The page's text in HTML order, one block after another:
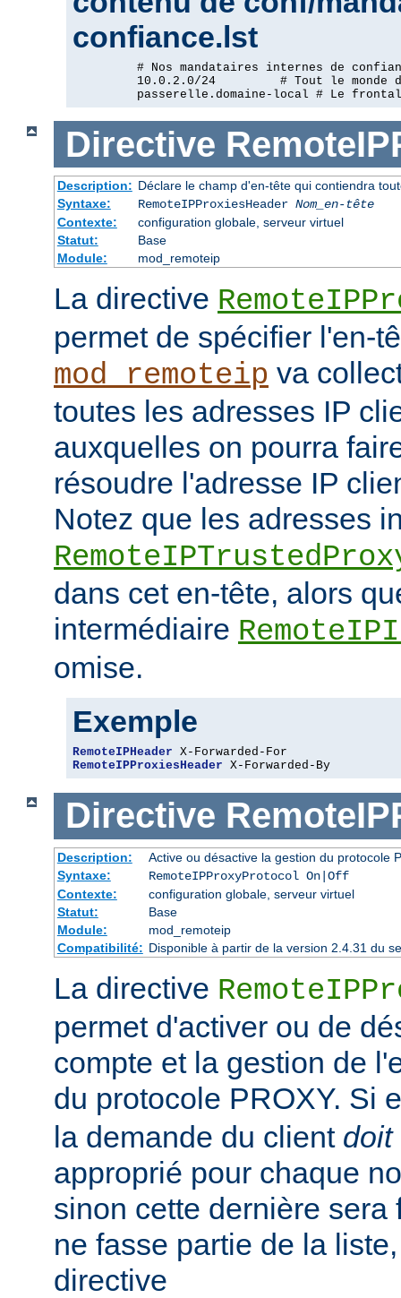
confiance.lst
# Nos mandataires internes de
10.0.2.0/24         # Tout le monde
passerelle.domaine-local # Le
Directive
Description: Déclare le champ d'en-tête qui contiendra
Syntaxe:
RemoteIPProxiesHeader Nom_en-tête
Contexte:
configuration globale, serveur virtuel
Statut:
Base
Module:
mod_remoteip
La directive
permet de spécifier l'en-
mod_remoteip va
toutes les adresses IP
auxquelles on pourra
résoudre l'adresse IP
Notez que les adresses
dans cet en-tête, alors
intermédiaire
omise.
Exemple
RemoteIPHeader
RemoteIPProxiesHeader X-Forwarded-By
Directive
Description:
Active ou désactive la gestion du protocole
Syntaxe:
RemoteIPProxyProtocol On|Off
Contexte:
configuration globale, serveur virtuel
Statut:
Base
Module:
mod_remoteip
Compatibilité: Disponible à partir de la version 2.4.31 du
La directive
permet d'activer ou de
compte et la gestion de
du protocole PROXY. Si
la demande du client doit
approprié pour chaque
sinon cette dernière sera
ne fasse partie de la
directive